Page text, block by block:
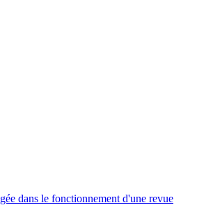
dans le fonctionnement d'une revue